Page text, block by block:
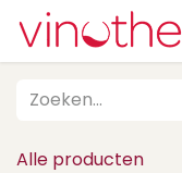
Overslaan naar inhoud
Alle producten